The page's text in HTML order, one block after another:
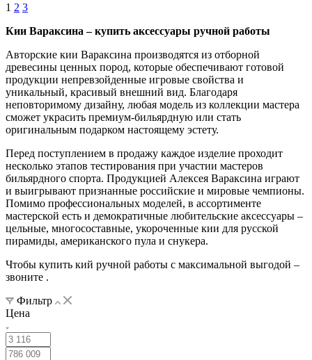
1 2 3
Кии Вараксина – купить аксессуары ручной работы
Авторские кии Вараксина производятся из отборной
древесины ценных пород, которые обеспечивают готовой
продукции непревзойденные игровые свойства и
уникальный, красивый внешний вид. Благодаря
неповторимому дизайну, любая модель из коллекции мастера
сможет украсить премиум-бильярдную или стать
оригинальным подарком настоящему эстету.
Перед поступлением в продажу каждое изделие проходит
несколько этапов тестирования при участии мастеров
бильярдного спорта. Продукцией Алексея Вараксина играют
и выигрывают признанные российские и мировые чемпионы.
Помимо профессиональных моделей, в ассортименте
мастерской есть и демократичные любительские аксессуары –
цельные, многосоставные, укороченные кии для русской
пирамиды, американского пула и снукера.
Чтобы купить кий ручной работы с максимальной выгодой –
звоните .
Фильтр
Цена